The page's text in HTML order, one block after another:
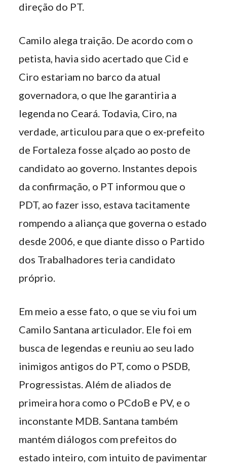
direção do PT.
Camilo alega traição. De acordo com o
petista, havia sido acertado que Cid e
Ciro estariam no barco da atual
governadora, o que lhe garantiria a
legenda no Ceará. Todavia, Ciro, na
verdade, articulou para que o ex-prefeito
de Fortaleza fosse alçado ao posto de
candidato ao governo. Instantes depois
da confirmação, o PT informou que o
PDT, ao fazer isso, estava tacitamente
rompendo a aliança que governa o estado
desde 2006, e que diante disso o Partido
dos Trabalhadores teria candidato
próprio.
Em meio a esse fato, o que se viu foi um
Camilo Santana articulador. Ele foi em
busca de legendas e reuniu ao seu lado
inimigos antigos do PT, como o PSDB,
Progressistas. Além de aliados de
primeira hora como o PCdoB e PV, e o
inconstante MDB. Santana também
mantém diálogos com prefeitos do
estado inteiro, com intuito de pavimentar